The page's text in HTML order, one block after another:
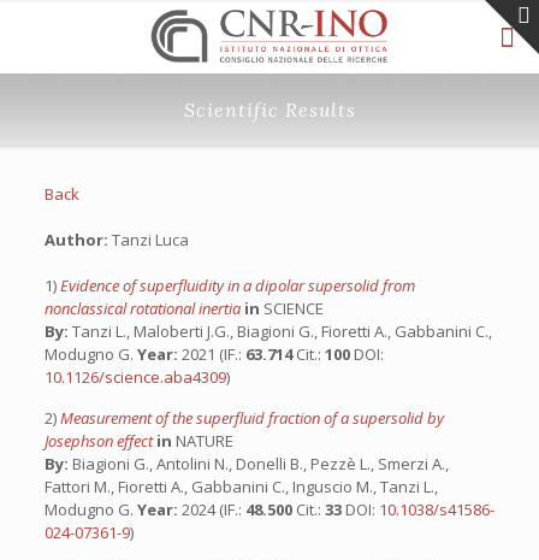
Scientific Results
Back
Author: Tanzi Luca
1)Evidence of superfluidity in a dipolar supersolid from
nonclassical rotational inertia in SCIENCE
By: Tanzi L., Maloberti J.G., Biagioni G., Fioretti A., Gabbanini C.,
Modugno G. Year: 2021 (IF.: 63.714Cit.: 100 DOI:
10.1126/science.aba4309)
2)Measurement of the superfluid fraction of a supersolid by
Josephson effectin NATURE
By: Biagioni G., Antolini N., Donelli B., Pezzè L., Smerzi A.,
Fattori M., Fioretti A., Gabbanini C., Inguscio M., Tanzi L.,
Modugno G. Year: 2024 (IF.: 48.500 Cit.: 33 DOI: 10.1038/s41586-
024-07361-9)